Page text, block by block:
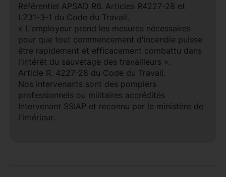
Référentiel APSAD R6. Articles R4227-28 et
L231-3-1 du Code du Travail.
« L'employeur prend les mesures nécessaires
pour que tout commencement d'incendie puisse
être rapidement et efficacement combattu dans
l'intérêt du sauvetage des travailleurs ».
Article R. 4227-28 du Code du Travail.
Nos intervenants sont des pompiers
professionnels ou militaires accrédités
Intervenant SSIAP et reconnu par le ministère de
l'intérieur.